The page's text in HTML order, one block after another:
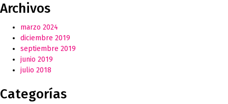
Archivos
marzo 2024
diciembre 2019
septiembre 2019
junio 2019
julio 2018
Categorías